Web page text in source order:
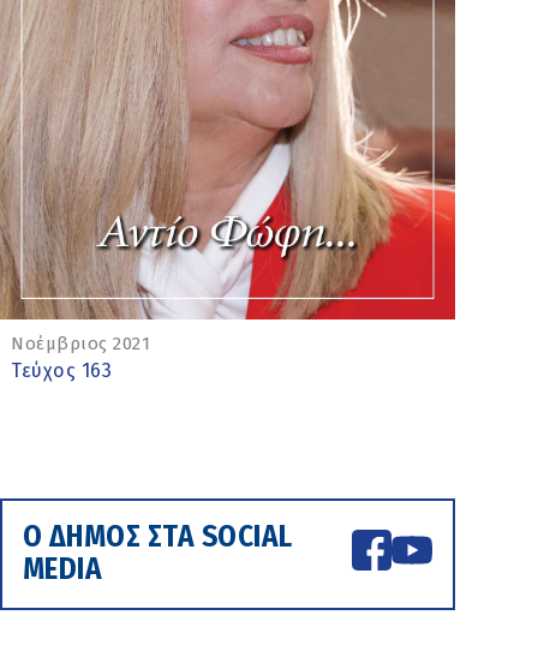
Νοέμβριος 2021
Τεύχος 163
Ο ΔΗΜΟΣ ΣΤΑ SOCIAL
MEDIA